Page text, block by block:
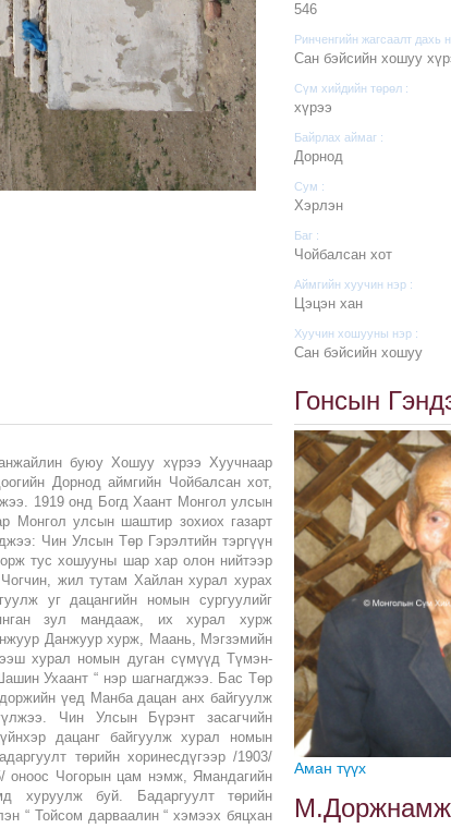
546
Ринченгийн жагсаалт дахь
Сан бэйсийн хошуу
Сүм хийдийн төрөл :
хүрээ
Байрлах аймаг :
Дорнод
Сум :
Хэрлэн
Баг :
Чойбалсан хот
Аймгийн хуучин нэр :
Цэцэн хан
Хуучин хошууны нэр :
Сан бэйсийн хошуу
буюу Хошуу хүрээ Хуучнаар
Дорнод аймгийн Чойбалсан хот,
1919 онд Богд Хаант Монгол улсын
Монгол улсын шаштир зохиох газарт
Чин Улсын Төр Гэрэлтийн тэргүүн
тус хошууны шар хар олон нийтээр
жил тутам Хайлан хурал хурах
уг дацангийн номын сургуулийг
зул мандааж, их хурал хурж
Данжуур хурж, Маань, Мэгзэмийн
хурал номын дуган сүмүүд Түмэн-
Ухаант “ нэр шагнагджээ. Бас Төр
үед Манба дацан анх байгуулж
Чин Улсын Бүрэнт засагчийн
дацанг байгуулж хурал номын
төрийн хоринесдүгээр /1903/
оноос Чогорын цам нэмж, Ямандагийн
хуруулж буй. Бадаргуулт төрийн
“ Тойсом дарваалин “ хэмээх бяцхан
Гонсын
Аман түүх